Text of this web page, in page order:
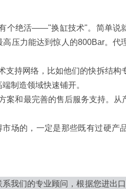
绝活——"换缸技术"。简单说
压力能达到惊人的800Bar。代
持网络，比如他们的快拆结构
制造领域快速铺开。
和最完善的售后服务支持。从
的，一定是那些既有过硬产
我们的专业顾问，根据您进出